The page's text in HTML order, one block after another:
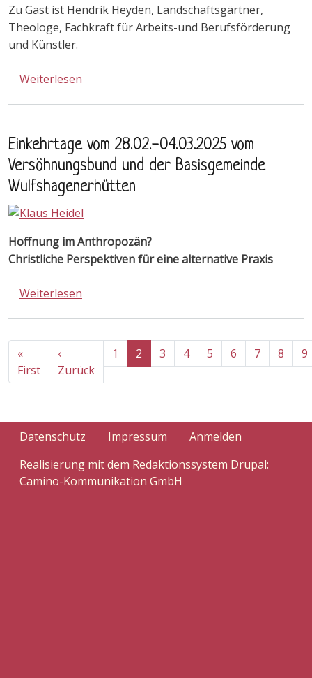
Zu Gast ist Hendrik Heyden, Landschaftsgärtner,
Theologe, Fachkraft für Arbeits-und Berufsförderung
und Künstler.
Weiterlesen
Einkehrtage vom 28.02.-04.03.2025 vom
Versöhnungsbund und der Basisgemeinde
Wulfshagenerhütten
Hoffnung im Anthropozän?
Christliche Perspektiven für eine alternative Praxis
Weiterlesen
Seitennummerierung
«
FirstErste Seite
‹
ZurückVorherige Seite
1 2 3 4 5 6 7 8 9
Benutzermenü
Datenschutz Impressum
Anmelden
Realisierung mit dem Redaktionssystem Drupal:
Camino-Kommunikation GmbH